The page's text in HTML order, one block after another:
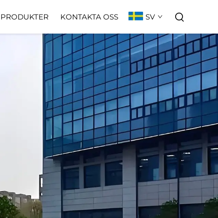
PRODUKTER KONTAKTA OSS SV